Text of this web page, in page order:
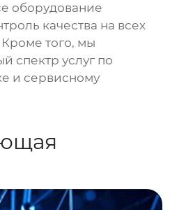
оборудование
качества на всех
Кроме того, мы
спектр услуг по
и сервисному